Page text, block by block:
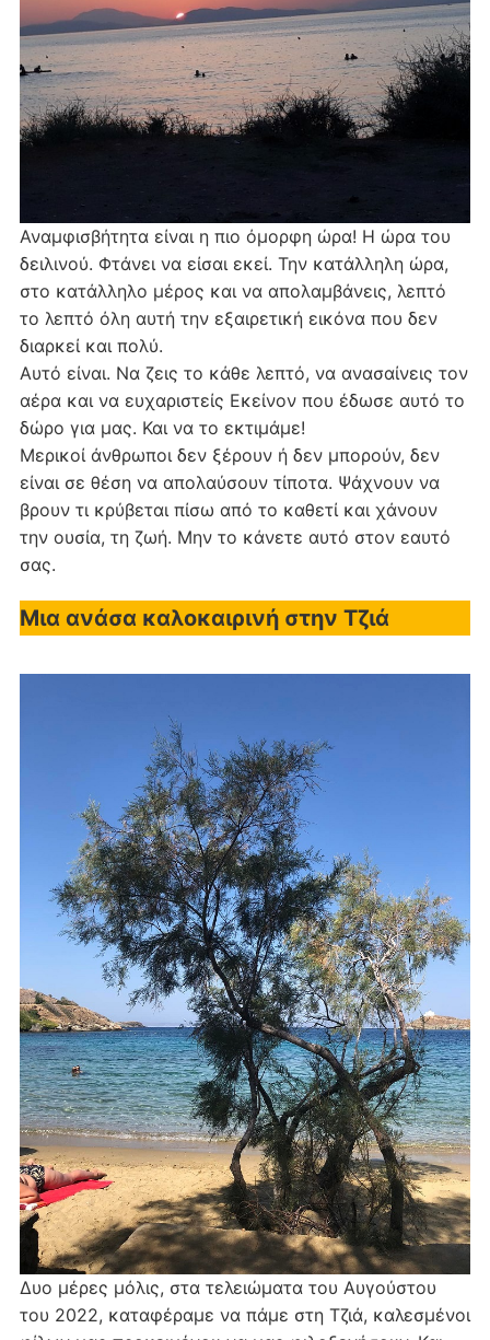
Αναμφισβήτητα είναι η πιο όμορφη ώρα! Η ώρα του
δειλινού. Φτάνει να είσαι εκεί. Την κατάλληλη ώρα,
στο κατάλληλο μέρος και να απολαμβάνεις, λεπτό
το λεπτό όλη αυτή την εξαιρετική εικόνα που δεν
διαρκεί και πολύ.
Αυτό είναι. Να ζεις το κάθε λεπτό, να ανασαίνεις τον
αέρα και να ευχαριστείς Εκείνον που έδωσε αυτό το
δώρο για μας. Και να το εκτιμάμε!
Μερικοί άνθρωποι δεν ξέρουν ή δεν μπορούν, δεν
είναι σε θέση να απολαύσουν τίποτα. Ψάχνουν να
βρουν τι κρύβεται πίσω από το καθετί και χάνουν
την ουσία, τη ζωή. Μην το κάνετε αυτό στον εαυτό
σας.
Μια ανάσα καλοκαιρινή στην Τζιά
Δυο μέρες μόλις, στα τελειώματα του Αυγούστου
του 2022, καταφέραμε να πάμε στη Τζιά, καλεσμένοι